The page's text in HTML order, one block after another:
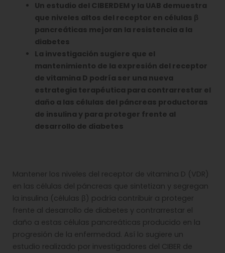
Un estudio del CIBERDEM y la UAB demuestra
que niveles altos del receptor en células β
pancreáticas mejoran la resistencia a la
diabetes
La investigación sugiere que el
mantenimiento de la expresión del receptor
de vitamina D podría ser una nueva
estrategia terapéutica para contrarrestar el
daño a las células del páncreas productoras
de insulina y para proteger frente al
desarrollo de diabetes
Mantener los niveles del receptor de vitamina D (VDR)
en las células del páncreas que sintetizan y segregan
la insulina (células β) podría contribuir a proteger
frente al desarrollo de diabetes y contrarrestar el
daño a estas células pancreáticas producido en la
progresión de la enfermedad. Así lo sugiere un
estudio realizado por investigadores del CIBER de